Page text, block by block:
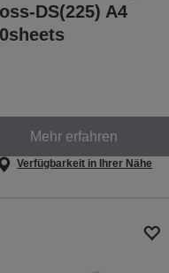
DS(225) A4
Mehr erfahren
Verfügbarkeit in Ihrer Nähe